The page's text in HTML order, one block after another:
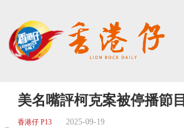
美名嘴評柯克案被停播節目
香港仔 P13 2025-09-19